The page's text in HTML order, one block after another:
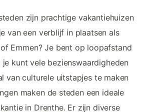
zijn prachtige vakantiehuizen
van een verblijf in plaatsen als
Emmen? Je bent op loopafstand
kunt vele bezienswaardigheden
van culturele uitstapjes te maken
maken de steden een ideale
in Drenthe. Er zijn diverse